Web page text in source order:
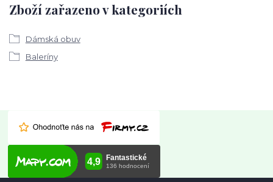
Zboží zařazeno v kategoriích
Dámská obuv
Baleríny